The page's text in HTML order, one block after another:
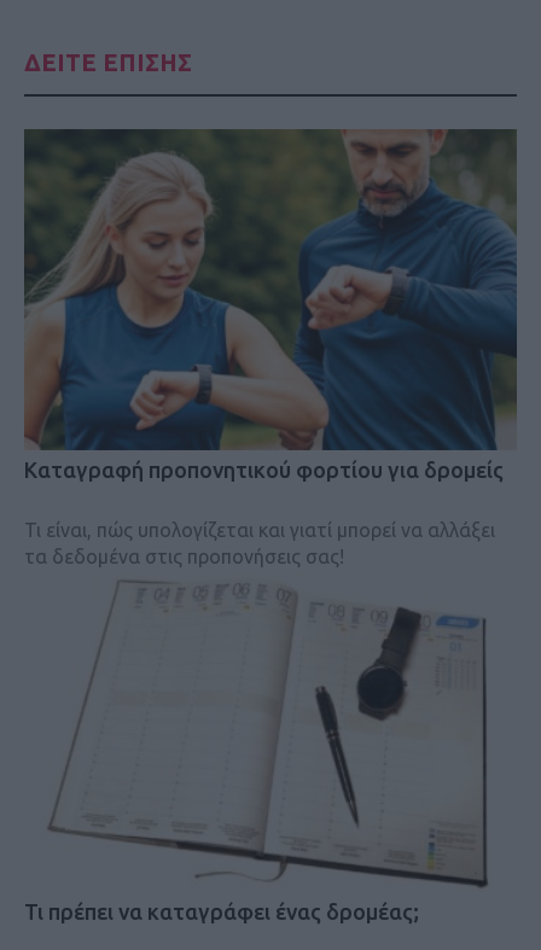
ΔΕΙΤΕ ΕΠΙΣΗΣ
Kαταγραφή προπονητικού φορτίου για δρομείς
Τι είναι, πώς υπολογίζεται και γιατί μπορεί να αλλάξει
τα δεδομένα στις προπονήσεις σας!
Τι πρέπει να καταγράφει ένας δρομέας;